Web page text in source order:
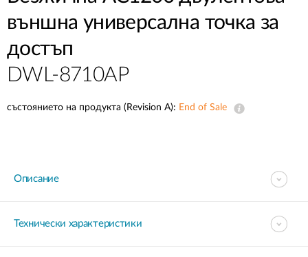
външна универсална точка за
достъп
DWL-8710AP
състоянието на продукта (Revision A): End of Sale
Описание
Технически характеристики